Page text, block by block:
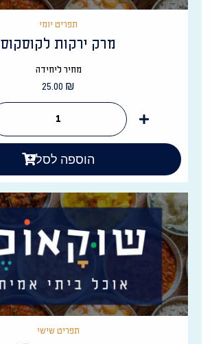
תפריט יומי
מרק ירקות לקוסקוס
מחיר ליחידה
25.00 ₪
הוספה לסל
תפריט שישי